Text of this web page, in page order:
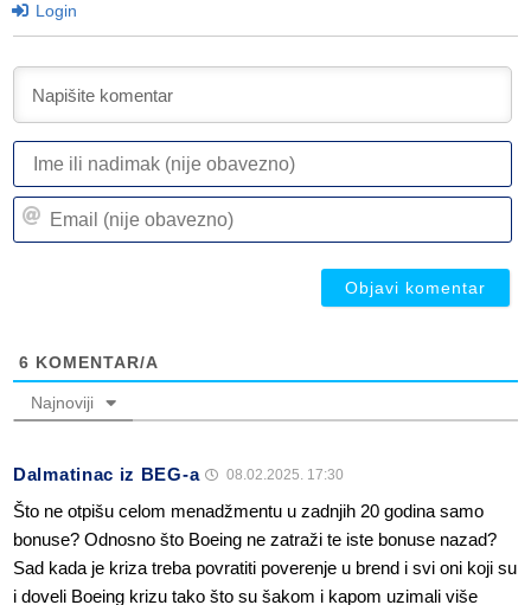
Login
6 KOMENTAR/A
Najnoviji
Dalmatinac iz BEG-a 08.02.2025. 17:30
Što ne otpišu celom menadžmentu u zadnjih 20 godina samo
bonuse? Odnosno što Boeing ne zatraži te iste bonuse nazad?
Sad kada je kriza treba povratiti poverenje u brend i svi oni koji su
i doveli Boeing krizu tako što su šakom i kapom uzimali više